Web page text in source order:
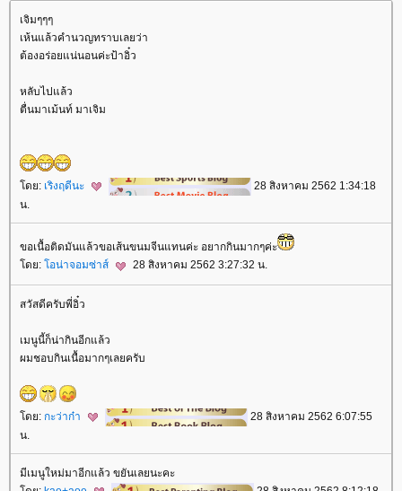
เจิมๆๆๆ
เห้นแล้วคำนวญทราบเลยว่า
ต้องอร่อยแน่นอนค่ะป้าอิ๋ว
หลับไปแล้ว
ตื่นมาเม้นท์ มาเจิม
ดย: เริงฤดีนะ
28 สิงหาคม 2562 1:34:18
น.
ขอเนื้อติดมันแล้วขอเส้นขนมจีนแทนค่ะ อยากกินมากๆค่ะ
ดย: อน่าจอมซ่าส์ 28 สิงหาคม 2562 3:27:32 น.
สวัสดีครับพี่อิ๋ว
เมนูนี้ก็น่ากินอีกแล้ว
ผมชอบกินเนื้อมากๆเลยครับ
ดย: กะว่าก๋า
28 สิงหาคม 2562 6:07:55
น.
มีเมนูใหม่มาอีกแล้ว ขยันเลยนะคะ